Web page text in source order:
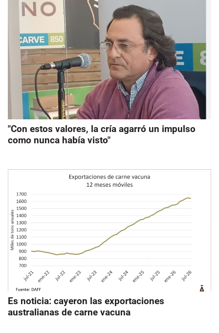
"Con estos valores, la cría agarró un impulso
como nunca había visto"
Es noticia: cayeron las exportaciones
australianas de carne vacuna